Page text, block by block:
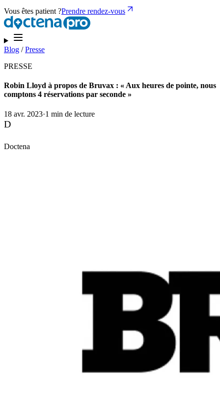
Vous êtes patient ?Prendre rendez-vous
Blog /Presse
PRESSE
Robin Lloyd à propos de Bruvax : « Aux heures de pointe, nous
comptons 4 réservations par seconde »
18 avr. 2023·1 min de lecture
D
Doctena